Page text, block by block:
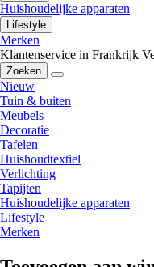
Huishoudelijke apparaten
Lifestyle
Merken
Klantenservice in Frankrijk
Zoeken
Nieuw
Tuin & buiten
Meubels
Decoratie
Tafelen
Huishoudtextiel
Verlichting
Tapijten
Huishoudelijke apparaten
Lifestyle
Merken